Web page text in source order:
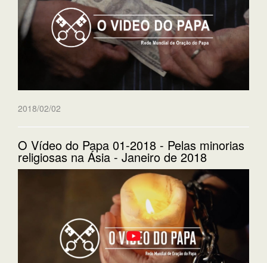
2018/02/02
O Vídeo do Papa 01-2018 - Pelas minorias
religiosas na Ásia - Janeiro de 2018